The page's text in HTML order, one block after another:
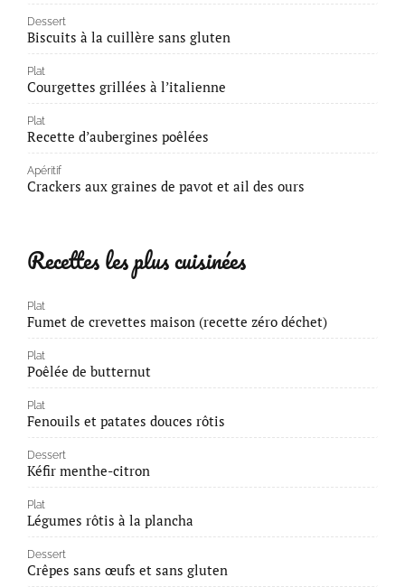
Dessert
Biscuits à la cuillère sans gluten
Plat
Courgettes grillées à l’italienne
Plat
Recette d’aubergines poêlées
Apéritif
Crackers aux graines de pavot et ail des ours
Recettes les plus cuisinées
Plat
Fumet de crevettes maison (recette zéro déchet)
Plat
Poêlée de butternut
Plat
Fenouils et patates douces rôtis
Dessert
Kéfir menthe-citron
Plat
Légumes rôtis à la plancha
Dessert
Crêpes sans œufs et sans gluten